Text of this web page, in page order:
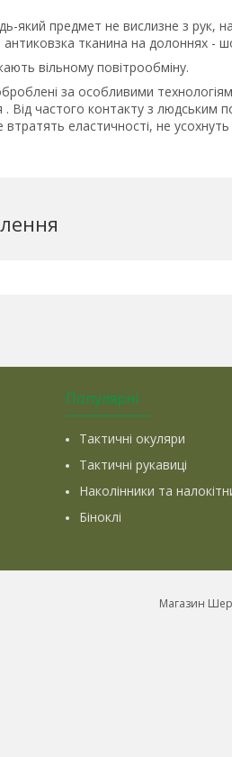
який предмет не вислизне з рук,
тканина на долоннях -
вільному повітрообміну.
за особливими
. Від частого контакту з
еластичності, не
Популярні
Тактичні окуляри
Тактичні рукавиці
Наколінники та
Біноклі